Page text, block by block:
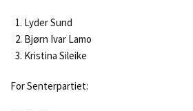
Lyder Sund
Bjørn Ivar Lamo
Kristina Sileike
For Senterpartiet: